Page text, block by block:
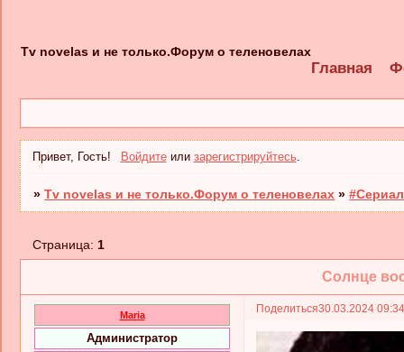
Tv novelas и не только.Форум о теленовелах
Главная
Привет, Гость! Войдитеили зарегистрируйтесь.
»Tv novelas и не только.Форум о теленовелах »
Солнце
Страница:1
Поделиться30.03.2024
Maria
Администратор